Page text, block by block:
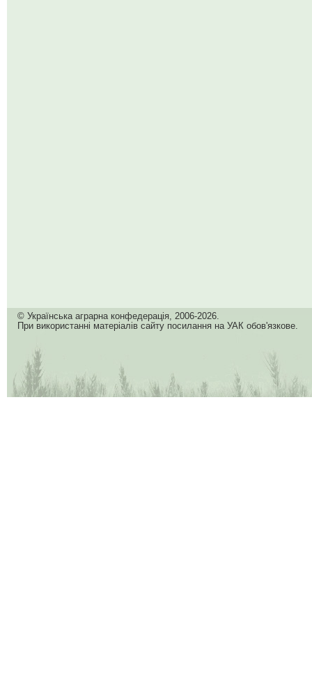
© Українська аграрна конфедерація, 2006-2026.
При використанні матеріалів сайту посилання на УАК обов'язкове.